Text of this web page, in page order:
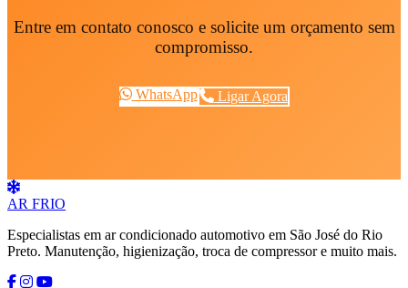
Entre em contato conosco e solicite um orçamento sem
compromisso.
WhatsApp Ligar Agora
AR FRIO
Especialistas em ar condicionado automotivo em São José do Rio
Preto. Manutenção, higienização, troca de compressor e muito mais.